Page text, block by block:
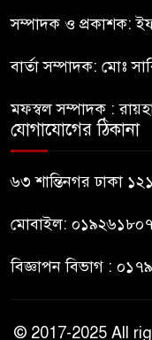
সম্পাদক ও প্রকাশক:
বার্তা সম্পাদক: মোঃ
মফস্বল সম্পাদক :
যোগাযোগের ঠিকানা
৬৩ শান্তিনগর ঢাকা
মোবাইল:
বিজ্ঞাপন বিভাগ :
© 2017-2025 All